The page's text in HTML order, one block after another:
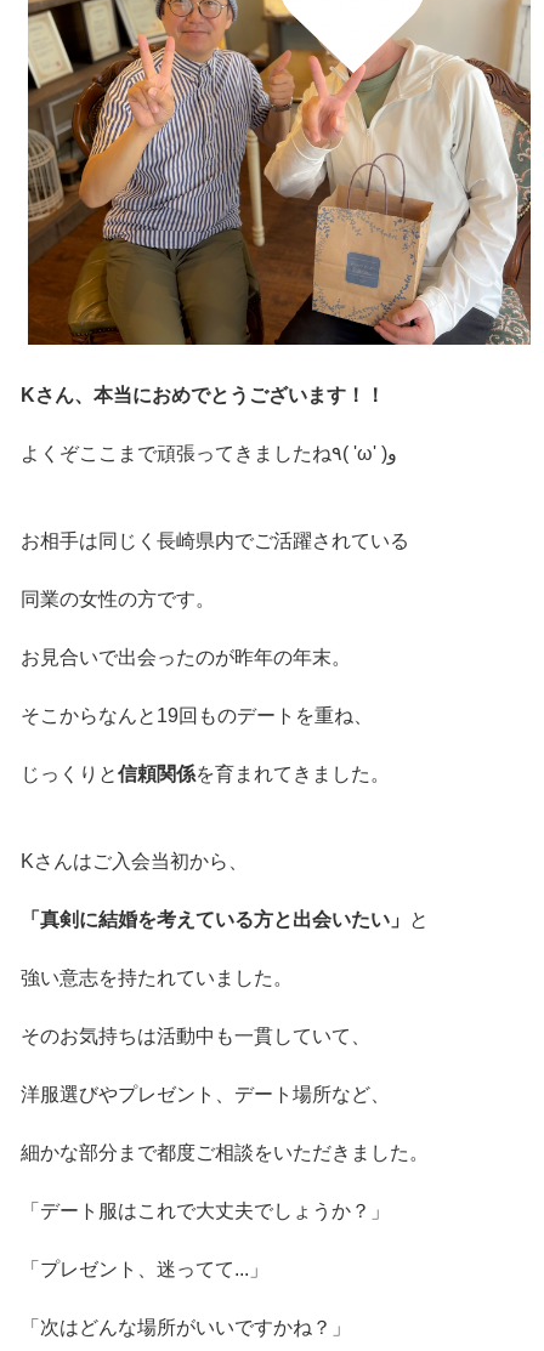
Kさん、本当におめでとうございます！！
よくぞここまで頑張ってきましたね٩( 'ω' )و
お相手は同じく長崎県内でご活躍されている
同業の女性の方です。
お見合いで出会ったのが昨年の年末。
そこからなんと19回ものデートを重ね、
じっくりと信頼関係を育まれてきました。
Kさんはご入会当初から、
「真剣に結婚を考えている方と出会いたい」 と
強い意志を持たれていました。
そのお気持ちは活動中も一貫していて、
洋服選びやプレゼント、デート場所など、
細かな部分まで都度ご相談をいただきました。
「デート服はこれで大丈夫でしょうか？」
「プレゼント、迷ってて...」
「次はどんな場所がいいですかね？」